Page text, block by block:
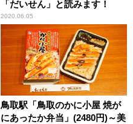
「だいせん」と読みます！
2020.06.05
鳥取駅「鳥取のかに小屋 焼が
にあったか弁当」(2480円)～美